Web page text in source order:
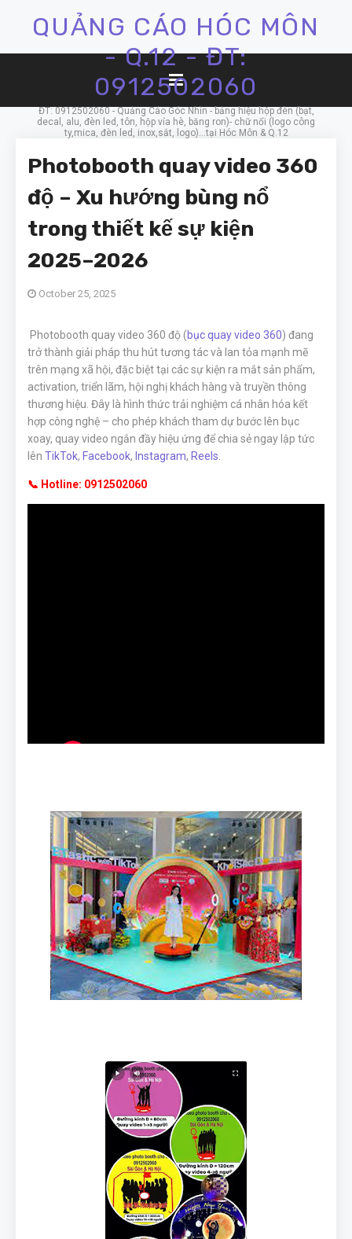
QUẢNG CÁO HÓC MÔN
- Q.12 - ĐT:
0912502060
ĐT: 0912502060 - Quảng Cáo Góc Nhìn - bảng hiệu hộp đèn (bạt,
decal, alu, đèn led, tôn, hộp vỉa hè, băng ron)- chữ nổi (logo công
ty,mica, đèn led, inox,sắt, logo)...tại Hóc Môn & Q.12
Photobooth quay video 360
độ – Xu hướng bùng nổ
trong thiết kế sự kiện
2025–2026
October 25, 2025
Photobooth quay video 360 độ (bục quay video 360) đang
trở thành giải pháp thu hút tương tác và lan tỏa mạnh mẽ
trên mạng xã hội, đặc biệt tại các sự kiện ra mắt sản phẩm,
activation, triển lãm, hội nghị khách hàng và truyền thông
thương hiệu. Đây là hình thức trải nghiệm cá nhân hóa kết
hợp công nghệ – cho phép khách tham dự bước lên bục
xoay, quay video ngắn đầy hiệu ứng để chia sẻ ngay lập tức
lên TikTok, Facebook, Instagram, Reels
📞 Hotline: 0912502060